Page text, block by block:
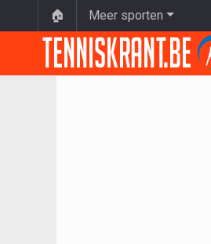
🏠 Meer sporten